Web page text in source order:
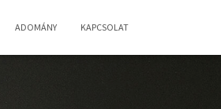
ADOMÁNY KAPCSOLAT